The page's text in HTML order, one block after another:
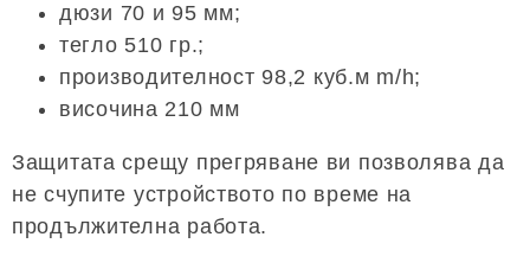
дюзи 70 и 95 мм;
тегло 510 гр.;
производителност 98,2 куб.м m/h;
височина 210 мм
Защитата срещу прегряване ви позволява да
не счупите устройството по време на
продължителна работа.